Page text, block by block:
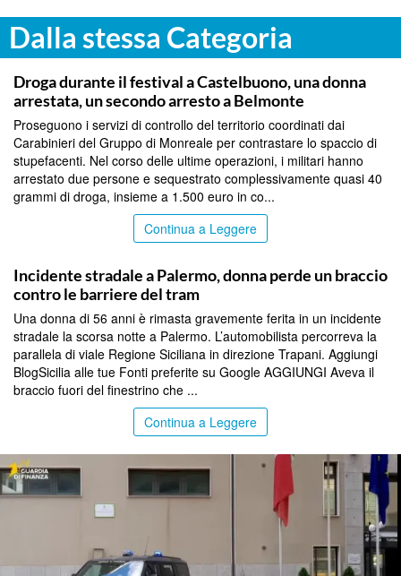
Dalla stessa Categoria
PALERMO
Droga durante il festival a Castelbuono, una donna
arrestata, un secondo arresto a Belmonte
Proseguono i servizi di controllo del territorio coordinati dai
Carabinieri del Gruppo di Monreale per contrastare lo spaccio di
stupefacenti. Nel corso delle ultime operazioni, i militari hanno
arrestato due persone e sequestrato complessivamente quasi 40
grammi di droga, insieme a 1.500 euro in co...
Continua a Leggere
Incidente stradale a Palermo, donna perde un braccio
contro le barriere del tram
Una donna di 56 anni è rimasta gravemente ferita in un incidente
stradale la scorsa notte a Palermo. L’automobilista percorreva la
parallela di viale Regione Siciliana in direzione Trapani. Aggiungi
BlogSicilia alle tue Fonti preferite su Google AGGIUNGI Aveva il
braccio fuori del finestrino che ...
Continua a Leggere